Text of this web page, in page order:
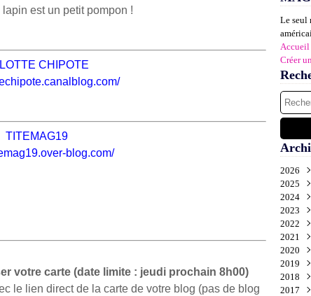
lapin est un petit pompon !
CHIPOTE
TITEMAG19
blog.com/
votre carte (date limite : jeudi prochain 8h00)
le lien direct de la carte de votre blog (pas de blog
Le seul
Accueil
Créer
2026
Août
Juin
Mai
Avril
Mars
2025
Août
Juin
Mai
2024
Août
Juin
2023
Août
2022
Août
2021
2020
2019
2018
2017